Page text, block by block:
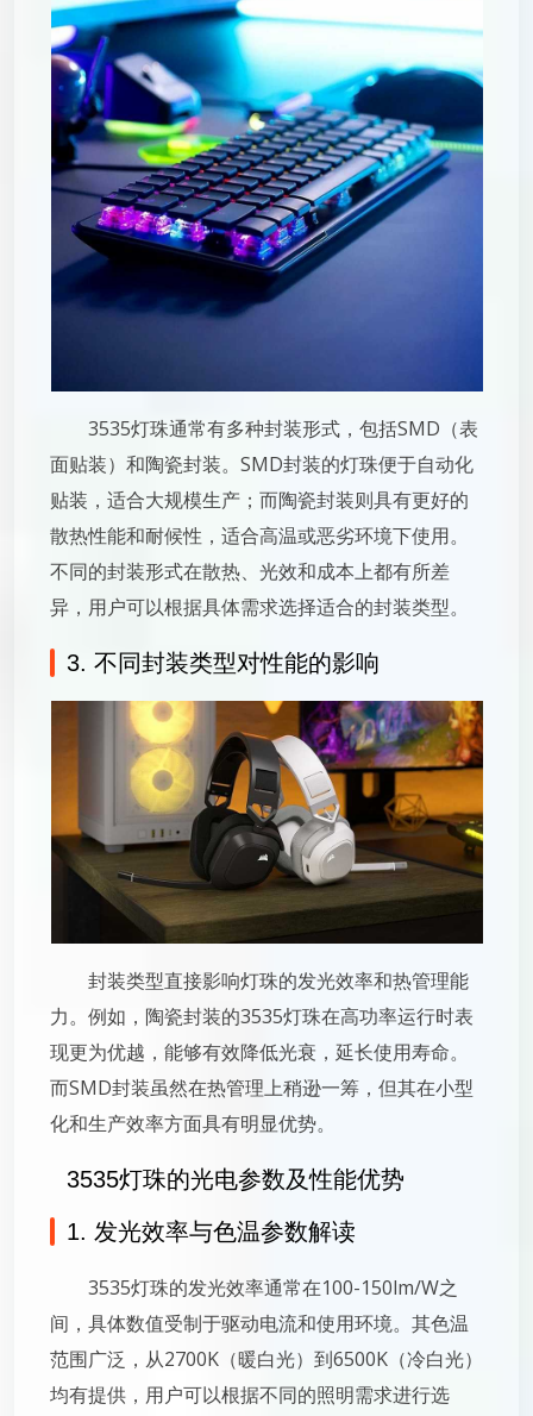
3535灯珠通常有多种封装形式，包括SMD（表
面贴装）和陶瓷封装。SMD封装的灯珠便于自动化
贴装，适合大规模生产；而陶瓷封装则具有更好的
散热性能和耐候性，适合高温或恶劣环境下使用。
不同的封装形式在散热、光效和成本上都有所差
异，用户可以根据具体需求选择适合的封装类型。
3. 不同封装类型对性能的影响
封装类型直接影响灯珠的发光效率和热管理能
力。例如，陶瓷封装的3535灯珠在高功率运行时表
现更为优越，能够有效降低光衰，延长使用寿命。
而SMD封装虽然在热管理上稍逊一筹，但其在小型
化和生产效率方面具有明显优势。
3535灯珠的光电参数及性能优势
1. 发光效率与色温参数解读
3535灯珠的发光效率通常在100-150lm/W之
间，具体数值受制于驱动电流和使用环境。其色温
范围广泛，从2700K（暖白光）到6500K（冷白光）
均有提供，用户可以根据不同的照明需求进行选